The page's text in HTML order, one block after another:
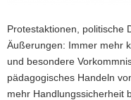
Protestaktionen, politische
Äußerungen: Immer mehr
und besondere
pädagogisches Handeln
mehr Handlungssicherheit